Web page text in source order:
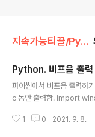
지속가능티끌/Python
Python. 비프음 출력
파이썬에서 비프음 출력
c 동안 출력함. import
최종 수정 : 단축 주소 :
1 0 2021. 9. 8.